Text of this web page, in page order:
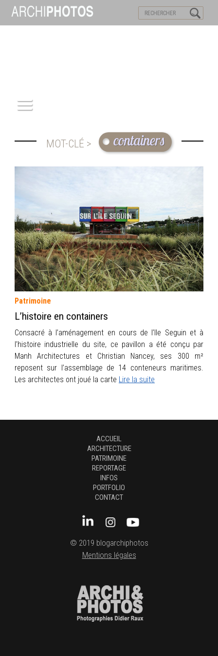
INFOS
PORTFOLIO
CONTACT
MOT-CLÉ > containers
Patrimoine
L’histoire en containers
Consacré à l’aménagement en cours de l’Ile Seguin et à
l’histoire industrielle du site, ce pavillon a été conçu par
Manh Architectures et Christian Nancey, ses 300 m²
reposent sur l’assemblage de 14 conteneurs maritimes.
Les architectes ont joué la carte Lire la suite
ACCUEIL
ARCHITECTURE
PATRIMOINE
REPORTAGE
INFOS
PORTFOLIO
CONTACT
© 2019 blogarchiphotos
Mentions légales